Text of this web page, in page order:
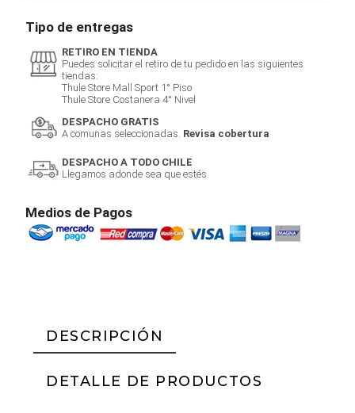
Tipo de entregas
RETIRO EN TIENDA
Puedes solicitar el retiro de tu pedido en las siguientes
tiendas:
Thule Store Mall Sport 1° Piso
Thule Store Costanera 4° Nivel
DESPACHO GRATIS
A comunas seleccionadas. Revisa cobertura
DESPACHO A TODO CHILE
Llegamos adonde sea que estés.
Medios de Pagos
DESCRIPCIÓN
DETALLE DE PRODUCTOS